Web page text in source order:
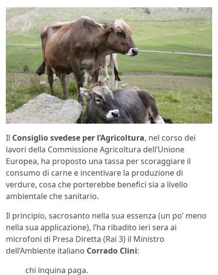
Il Consiglio svedese per l’Agricoltura, nel corso dei
lavori della Commissione Agricoltura dell’Unione
Europea, ha proposto una tassa per scoraggiare il
consumo di carne e incentivare la produzione di
verdure, cosa che porterebbe benefici sia a livello
ambientale che sanitario.
Il principio, sacrosanto nella sua essenza (un po’ meno
nella sua applicazione), l’ha ribadito ieri sera ai
microfoni di Presa Diretta (Rai 3) il Ministro
dell’Ambiente italiano Corrado Clini:
chi inquina paga.